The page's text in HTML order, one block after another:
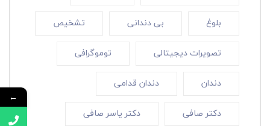
بلوغ بی دندانی تشخیص
تصویرات دیجیتالی توموگرافی
دندان دندان قدامی
دکتر صافی دکتر یاسر صافی
←